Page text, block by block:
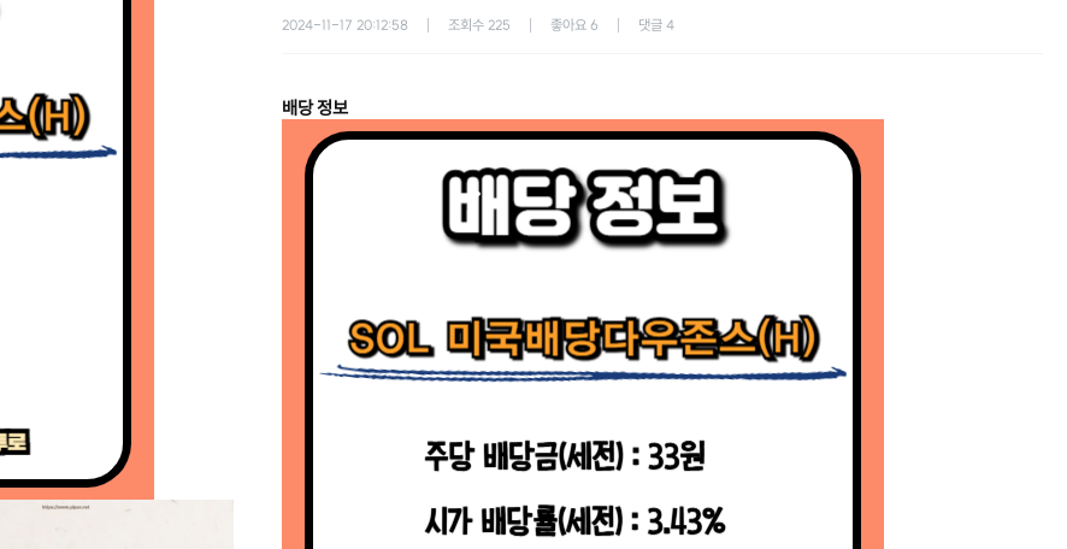
2024-11-17 20:12:58 조회수 225 좋아요 6 댓글 4
배당 정보